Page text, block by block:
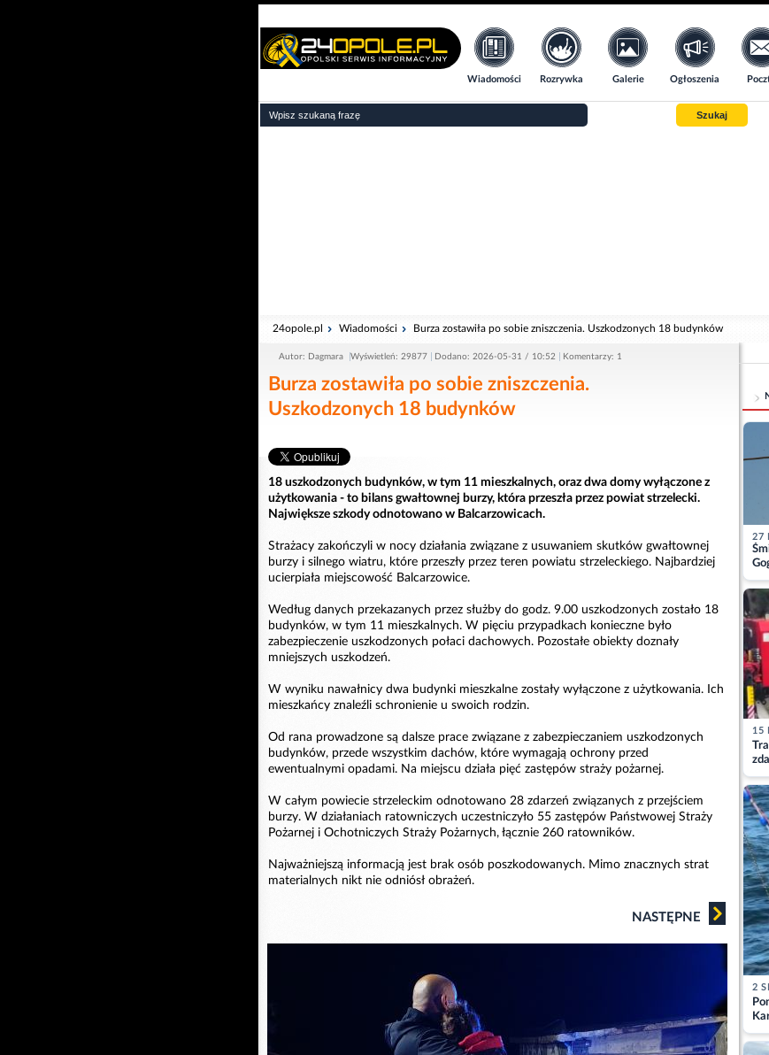
Wiadomości Rozrywka Galerie Ogłoszenia
Szukaj
24opole.pl Wiadomości Burza zostawiła po sobie zniszczenia. Uszkodzonych 18 budynków
Autor: Dagmara Wyświetleń: 29877 Dodano: 2026-05-31 / 10:52 Komentarzy: 1
Burza zostawiła po sobie zniszczenia.
Uszkodzonych 18 budynków
18 uszkodzonych budynków, w tym 11 mieszkalnych, oraz dwa domy wyłączone z
użytkowania - to bilans gwałtownej burzy, która przeszła przez powiat strzelecki.
Największe szkody odnotowano w Balcarzowicach.
Strażacy zakończyli w nocy działania związane z usuwaniem skutków gwałtownej
burzy i silnego wiatru, które przeszły przez teren powiatu strzeleckiego. Najbardziej
ucierpiała miejscowość Balcarzowice.
Według danych przekazanych przez służby do godz. 9.00 uszkodzonych zostało 18
budynków, w tym 11 mieszkalnych. W pięciu przypadkach konieczne było
zabezpieczenie uszkodzonych połaci dachowych. Pozostałe obiekty doznały
mniejszych uszkodzeń.
W wyniku nawałnicy dwa budynki mieszkalne zostały wyłączone z użytkowania. Ich
mieszkańcy znaleźli schronienie u swoich rodzin.
Od rana prowadzone są dalsze prace związane z zabezpieczaniem uszkodzonych
budynków, przede wszystkim dachów, które wymagają ochrony przed
ewentualnymi opadami. Na miejscu działa pięć zastępów straży pożarnej.
W całym powiecie strzeleckim odnotowano 28 zdarzeń związanych z przejściem
burzy. W działaniach ratowniczych uczestniczyło 55 zastępów Państwowej Straży
Pożarnej i Ochotniczych Straży Pożarnych, łącznie 260 ratowników.
Najważniejszą informacją jest brak osób poszkodowanych. Mimo znacznych strat
materialnych nikt nie odniósł obrażeń.
NASTĘPNE
27
15
2